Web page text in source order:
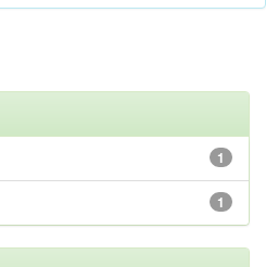
1
1